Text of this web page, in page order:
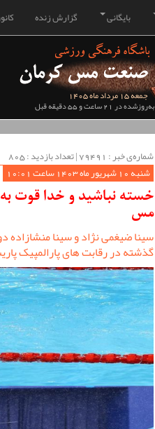
گزارش زنده بایگانی
جمعه 15 مرداد ماه 1405
به‌روزشده در 21 ساعت و 55 دقیقه قبل
شماره‌ی خبر : ‌79491 | تعداد بازدید : 805
شنبه 10 شهریور ماه 1403 ساعت 10:01
خسته نباشید و خدا قوت
مس
سینا ضیغمی نژاد و سینا
گذشته در رقابت های پارالمپیک